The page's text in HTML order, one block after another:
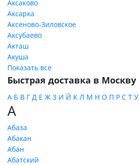
Аксаково
Аксарка
Аксеново-Зиловское
Аксубаево
Акташ
Акуша
Показать все
Быстрая доставка в Москву
А Б В Г Д Е Ж З И Й К Л М Н О П Р С Т У
А
Абаза
Абакан
Абан
Абатский